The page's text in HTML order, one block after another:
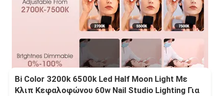
Bi Color 3200k 6500k Led Half Moon Light Με
Κλιπ Κεφαλοφώνου 60w Nail Studio Lighting Για